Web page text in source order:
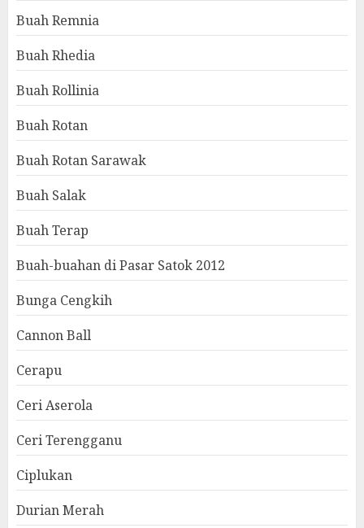
Buah Remnia
Buah Rhedia
Buah Rollinia
Buah Rotan
Buah Rotan Sarawak
Buah Salak
Buah Terap
Buah-buahan di Pasar Satok 2012
Bunga Cengkih
Cannon Ball
Cerapu
Ceri Aserola
Ceri Terengganu
Ciplukan
Durian Merah